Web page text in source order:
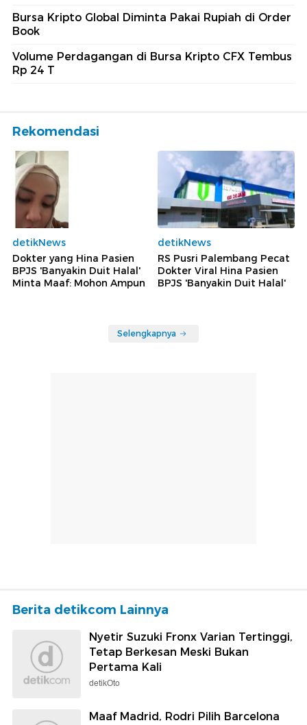
Bursa Kripto Global Diminta Pakai Rupiah di Order
Book
Volume Perdagangan di Bursa Kripto CFX Tembus
Rp 24 T
Rekomendasi
detikNews
Dokter yang Hina Pasien
BPJS 'Banyakin Duit Halal'
Minta Maaf: Mohon Ampun
detikNews
RS Pusri Palembang Pecat
Dokter Viral Hina Pasien
BPJS 'Banyakin Duit Halal'
Selengkapnya
Berita detikcom Lainnya
Nyetir Suzuki Fronx Varian Tertinggi,
Tetap Berkesan Meski Bukan
Pertama Kali
detikOto
Maaf Madrid, Rodri Pilih Barcelona